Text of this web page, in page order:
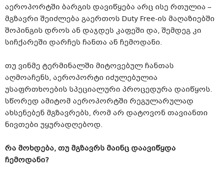
აეროპორტში ბარგის დავიწყება არც ისე რთულია –
მგზავრი შეიძლება გაერთოს Duty Free-ის მაღაზიებში
შოპინგის დროს ან დაჯდეს კაფეში და, შემდეგ კი
სიჩქარეში დარჩეს ჩანთა ან ჩემოდანი.
თუ ვინმე ტერმინალში მიტოვებულ ჩანთას
აღმოაჩენს, აეროპორტი იძულებულია
უსაფრთხოების სპეციალური პროცედურა დაიწყოს.
სწორედ ამიტომ აეროპორტში რეგულარულად
ახსენებენ მგზავრებს, რომ არ დატოვონ თავიანთი
ნივთები უყურადღებოდ.
რა მოხდება, თუ მგზავრს მაინც დაავიწყდა
ჩემოდანი?